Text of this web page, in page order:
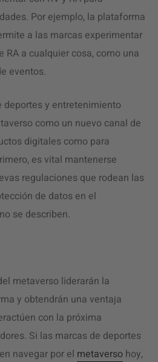
Por ejemplo, la plataforma
a las marcas experimentar
RA a cualquier cosa, como una
eventos.
deportes y entretenimiento
como un nuevo canal de
digitales como para
es vital mantenerse
regulaciones que rodean las
de datos en el
se describen.
metaverso liderarán la
y obtendrán una ventaja
con la próxima
Si las marcas de deportes
navegar por el metaverso hoy,